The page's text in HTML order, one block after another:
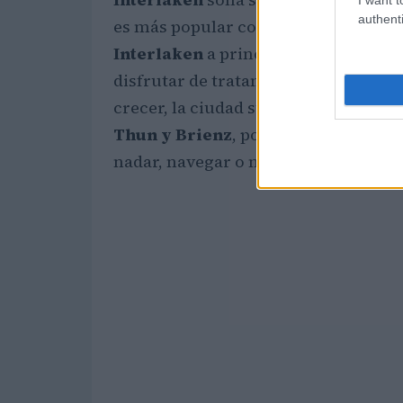
es más popular como centro
Interlaken a principios del siglo
disfrutar de tratamientos de spa, a
crecer, la ciudad suiza está situada
Thun y Brienz, por lo tanto, nunca
nadar, navegar o montar en